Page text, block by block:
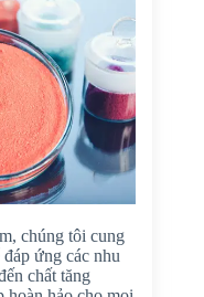
chúng tôi cung
ứng các nhu
chất tăng